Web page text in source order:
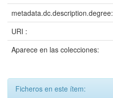
metadata.dc.description.degree:
URI :
Aparece en las colecciones:
Ficheros en este ítem: